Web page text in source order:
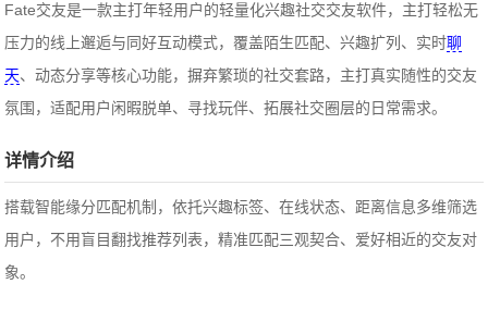
Fate交友是一款主打年轻用户的轻量化兴趣社交交友软件，主打轻松无
压力的线上邂逅与同好互动模式，覆盖陌生匹配、兴趣扩列、实时聊
天、动态分享等核心功能，摒弃繁琐的社交套路，主打真实随性的交友
氛围，适配用户闲暇脱单、寻找玩伴、拓展社交圈层的日常需求。
详情介绍
搭载智能缘分匹配机制，依托兴趣标签、在线状态、距离信息多维筛选
用户，不用盲目翻找推荐列表，精准匹配三观契合、爱好相近的交友对
象。